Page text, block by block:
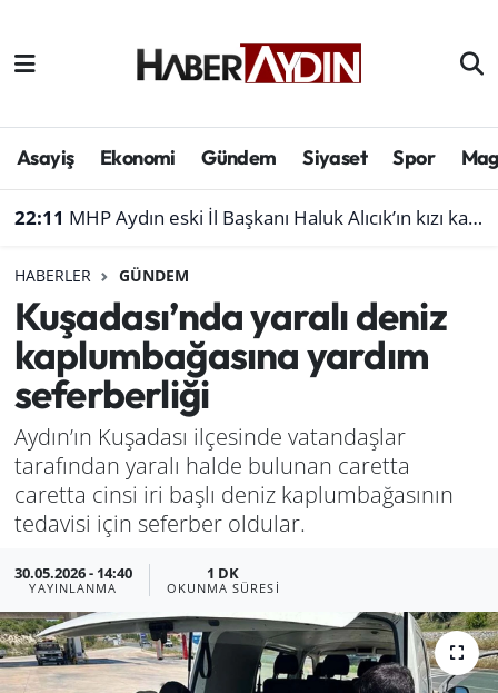
Asayiş Ekonomi Gündem Siyaset Spor
22:11 MHP Aydın eski İl Başkanı Haluk Alıcık’ın kızı kaza geçirdi
HABERLER GÜNDEM
Kuşadası’nda yaralı deniz
kaplumbağasına yardım
seferberliği
Aydın’ın Kuşadası ilçesinde vatandaşlar
tarafından yaralı halde bulunan caretta
caretta cinsi iri başlı deniz kaplumbağasının
tedavisi için seferber oldular.
30.05.2026 - 14:40
YAYINLANMA
1 DK
OKUNMA SÜRESI
Afyonkarahisar
Çevre
Genel
Haber
Izmir
Kütahya
Manisa
Muğla
Politika
Aydın Hava Durumu
Süper Lig Puan Durumu ve Fikstür
Son Dakika Haberleri
Haber Arşivi